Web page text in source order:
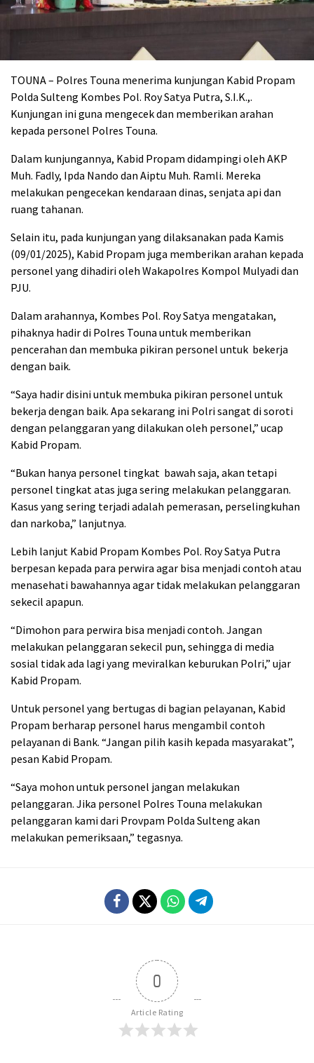
TOUNA – Polres Touna menerima kunjungan Kabid Propam
Polda Sulteng Kombes Pol. Roy Satya Putra, S.I.K.,.
Kunjungan ini guna mengecek dan memberikan arahan
kepada personel Polres Touna.
Dalam kunjungannya, Kabid Propam didampingi oleh AKP
Muh. Fadly, Ipda Nando dan Aiptu Muh. Ramli. Mereka
melakukan pengecekan kendaraan dinas, senjata api dan
ruang tahanan.
Selain itu, pada kunjungan yang dilaksanakan pada Kamis
(09/01/2025), Kabid Propam juga memberikan arahan kepada
personel yang dihadiri oleh Wakapolres Kompol Mulyadi dan
PJU.
Dalam arahannya, Kombes Pol. Roy Satya mengatakan,
pihaknya hadir di Polres Touna untuk memberikan
pencerahan dan membuka pikiran personel untuk bekerja
dengan baik.
“Saya hadir disini untuk membuka pikiran personel untuk
bekerja dengan baik. Apa sekarang ini Polri sangat di soroti
dengan pelanggaran yang dilakukan oleh personel,” ucap
Kabid Propam.
“Bukan hanya personel tingkat bawah saja, akan tetapi
personel tingkat atas juga sering melakukan pelanggaran.
Kasus yang sering terjadi adalah pemerasan, perselingkuhan
dan narkoba,” lanjutnya.
Lebih lanjut Kabid Propam Kombes Pol. Roy Satya Putra
berpesan kepada para perwira agar bisa menjadi contoh atau
menasehati bawahannya agar tidak melakukan pelanggaran
sekecil apapun.
“Dimohon para perwira bisa menjadi contoh. Jangan
melakukan pelanggaran sekecil pun, sehingga di media
sosial tidak ada lagi yang meviralkan keburukan Polri,” ujar
Kabid Propam.
Untuk personel yang bertugas di bagian pelayanan, Kabid
Propam berharap personel harus mengambil contoh
pelayanan di Bank. “Jangan pilih kasih kepada masyarakat”,
pesan Kabid Propam.
“Saya mohon untuk personel jangan melakukan
pelanggaran. Jika personel Polres Touna melakukan
pelanggaran kami dari Provpam Polda Sulteng akan
melakukan pemeriksaan,” tegasnya.
0
Article Rating